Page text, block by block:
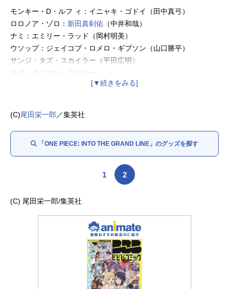
モンキー・D・ルフ ィ：イニャキ・ゴドイ（田中真弓）
ロロノア・ゾロ： 新田真剣佑 （中井和哉）
ナミ：エミリー・ラッド（岡村明美）
ウソップ：ジェイコブ・ロメロ・ギブソン（山口勝平）
サンジ：タズ・スカイラー（平田広明）
Mr.9：ダニエル・ラスカー
Mr.5：キャムラス・ジョンソン
Mr.3：デヴィッド・ダストマルチャン
ブロギー：ブレンダン・マーリー
クロッカス：クライヴ・ラッセル
スモーカー：カラム・カー
たしぎ：ジュリア・レーヴァルト
ドルトン：タイ・キーオ
Dr.くれは：ケイティ・セイガル（
Dr.ヒルルク：マーク・ハレリック
ネフェルタリ・コブラ：センディル・ラママーシー
ミス・ウェンズデー：チャリスラ・チャンドラン
Mr.0：ジョー・マンガニエロ
ミス・オールサンデー：レラ・アボヴァ（山口由里子）
ドラゴン：リゴ・サンチェス
(C)尾田栄一郎／集英社
「ONE PIECE: INTO THE GRAND LINE」のグッズを探す
1 2
(C) 尾田栄一郎/集英社